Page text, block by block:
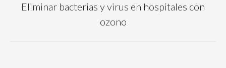
Eliminar bacterias y virus en hospitales con
ozono